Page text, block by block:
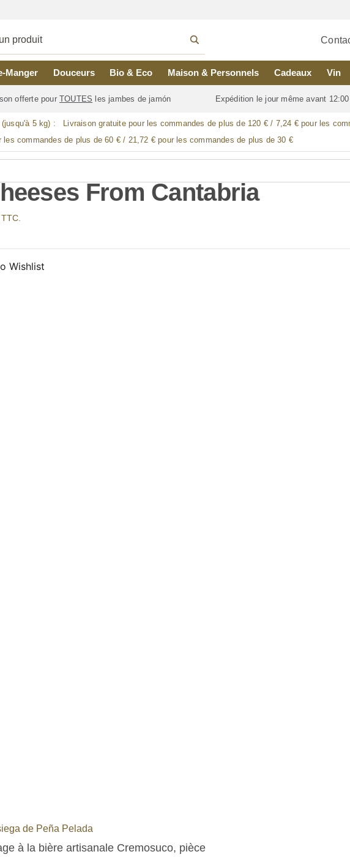
Manger Douceurs Bio & Eco Maison & Personnels Cadeaux Vin
offerte pour TOUTES les jambes de jamón Expédition le jour même avant
5 kg) :
Livraison gratuite pour les commandes de plus de 120 € / 7,24 € pour les
les commandes de plus de 60 € / 21,72 € pour les commandes de plus de 30 €
From Cantabria
Wishlist
de Peña Pelada
à la bière artisanale Cremosuco, pièce